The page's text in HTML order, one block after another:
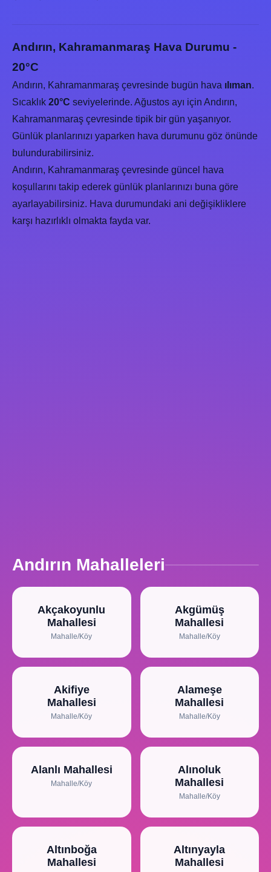
Andırın, Kahramanmaraş Hava Durumu -
20°C
Andırın, Kahramanmaraş çevresinde bugün hava ılıman.
Sıcaklık 20°C seviyelerinde. Ağustos ayı için Andırın,
Kahramanmaraş çevresinde tipik bir gün yaşanıyor.
Günlük planlarınızı yaparken hava durumunu göz önünde
bulundurabilirsiniz.
Andırın, Kahramanmaraş çevresinde güncel hava
koşullarını takip ederek günlük planlarınızı buna göre
ayarlayabilirsiniz. Hava durumundaki ani değişikliklere
karşı hazırlıklı olmakta fayda var.
Andırın Mahalleleri
Akçakoyunlu
Mahallesi
Mahalle/Köy
Akgümüş
Mahallesi
Mahalle/Köy
Akifiye
Mahallesi
Mahalle/Köy
Alameşe
Mahallesi
Mahalle/Köy
Alanlı Mahallesi
Mahalle/Köy
Alınoluk
Mahallesi
Mahalle/Köy
Altınboğa
Mahallesi
Altınyayla
Mahallesi